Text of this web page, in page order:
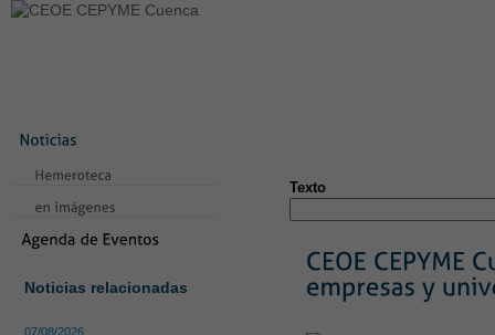
Noticias relacionadas
07/08/2026
Texto